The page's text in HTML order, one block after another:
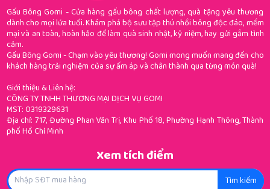
Gấu Bông Gomi - Cửa hàng gấu bông chất lượng, quà tặng yêu thương
dành cho mọi lứa tuổi. Khám phá bộ sưu tập thú nhồi bông độc đáo, mềm
mại và an toàn, hoàn hảo để làm quà sinh nhật, kỷ niệm, hay gửi gắm tình
cảm.
Gấu Bông Gomi - Chạm vào yêu thương! Gomi mong muốn mang đến cho
khách hàng trải nghiệm của sự ấm áp và chân thành qua từng món quà!
Giới thiệu & Liên hệ:
CÔNG TY TNHH THƯƠNG MẠI DỊCH VỤ GOMI
MST: 0319329631
Địa chỉ: 717, Đường Phan Văn Trị, Khu Phố 18, Phường Hạnh Thông, Thành
phố Hồ Chí Minh
Xem tích điểm
Tìm kiếm